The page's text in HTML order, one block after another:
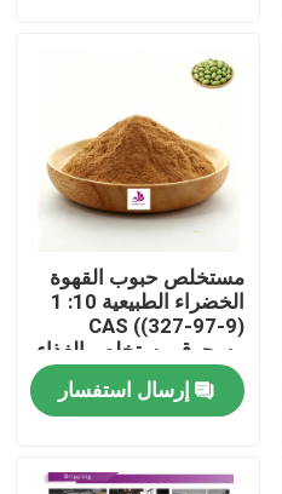
مستخلص حبوب القهوة
الخضراء الطبيعية 10: 1
CAS ((327-97-9)
مسحوق مستخلص الغذاء
إرسال استفسار